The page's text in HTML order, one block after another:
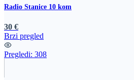
Radio Stanice 10 kom
30 €
Brzi pregled
Pregledi: 308